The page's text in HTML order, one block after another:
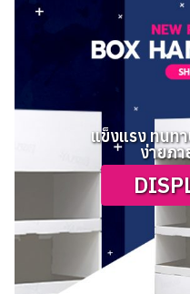
แข็งแรง ทนท
ง่ายภ